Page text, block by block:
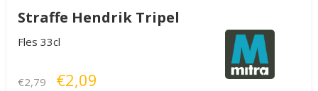
Straffe Hendrik Tripel
Fles 33cl
€2,79 €2,09